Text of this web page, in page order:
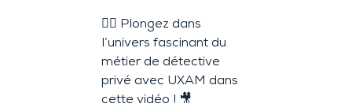
🕵️‍♂️ Plongez dans
l’univers fascinant du
métier de détective
privé avec UXAM dans
cette vidéo ! 🎥